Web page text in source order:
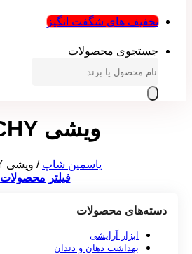
تخفیف های شگفت انگیز
جستجوی محصولات
ویشی VICHY
یاسمین شاپ / ویشی VICHY
فیلتر محصولات
دسته‌های محصولات
ابزار آرایشی
بهداشت دهان و دندان